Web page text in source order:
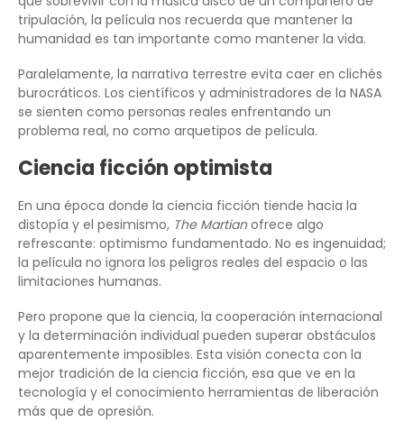
tripulación, la película nos recuerda que mantener la
humanidad es tan importante como mantener la vida.
Paralelamente, la narrativa terrestre evita caer en clichés
burocráticos. Los científicos y administradores de la NASA
se sienten como personas reales enfrentando un
problema real, no como arquetipos de película.
Ciencia ficción optimista
En una época donde la ciencia ficción tiende hacia la
distopía y el pesimismo, The Martianofrece algo
refrescante: optimismo fundamentado. No es ingenuidad;
la película no ignora los peligros reales del espacio o las
limitaciones humanas.
Pero propone que la ciencia, la cooperación internacional
y la determinación individual pueden superar obstáculos
aparentemente imposibles. Esta visión conecta con la
mejor tradición de la ciencia ficción, esa que ve en la
tecnología y el conocimiento herramientas de liberación
más que de opresión.